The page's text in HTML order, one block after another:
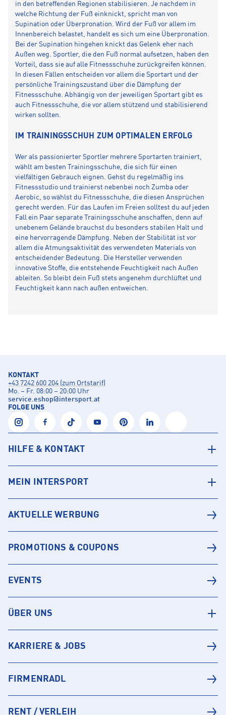
in den betreffenden Regionen stabilisieren. Je nachdem in
welche Richtung der Fuß einknickt, spricht man von
Supination oder Überpronation. Wird der Fuß vor allem im
Innenbereich belastet, handelt es sich um eine Überpronation.
Bei der Supination hingehen knickt das Gelenk eher nach
Außen weg. Sportler, die den Fuß normal aufsetzen, haben den
Vorteil, dass sie auf alle Fitnessschuhe zurückgreifen können.
In diesen Fällen entscheiden vor allem die Sportart und der
persönliche Trainingszustand über die Dämpfung der
Fitnessschuhe. Abhängig von der jeweiligen Sportart gibt es
auch Fitnessschuhe, die vor allem stützend und stabilisierend
wirken sollten.
IM TRAININGSSCHUH ZUM OPTIMALEN ERFOLG
Wer als passionierter Sportler mehrere Sportarten trainiert,
wählt am besten Trainingsschuhe, die sich für einen
vielfältigen Gebrauch eignen. Gehst du regelmäßig ins
Fitnessstudio und trainierst nebenbei noch Zumba oder
Aerobic, so wählst du Fitnessschuhe, die diesen Ansprüchen
gerecht werden. Für das Laufen im Freien solltest du auf jeden
Fall ein Paar separate Trainingsschuhe anschaffen, denn auf
unebenem Gelände brauchst du besonders stabilen Halt und
eine hervorragende Dämpfung. Neben der Stabilität ist vor
allem die Atmungsaktivität des verwendeten Materials von
entscheidender Bedeutung. Die Hersteller verwenden
innovative Stoffe, die entstehende Feuchtigkeit nach Außen
ableiten. So bleibt dein Fuß stets angenehm durchlüftet und
Feuchtigkeit kann nach außen entweichen.
KONTAKT
+43 7242 600 204 (zum Ortstarif)
Mo. – Fr. 08:00 – 20:00 Uhr
service.eshop@intersport.at
FOLGE UNS
HILFE & KONTAKT
MEIN INTERSPORT
AKTUELLE WERBUNG
PROMOTIONS & COUPONS
EVENTS
ÜBER UNS
KARRIERE & JOBS
FIRMENRADL
RENT / VERLEIH